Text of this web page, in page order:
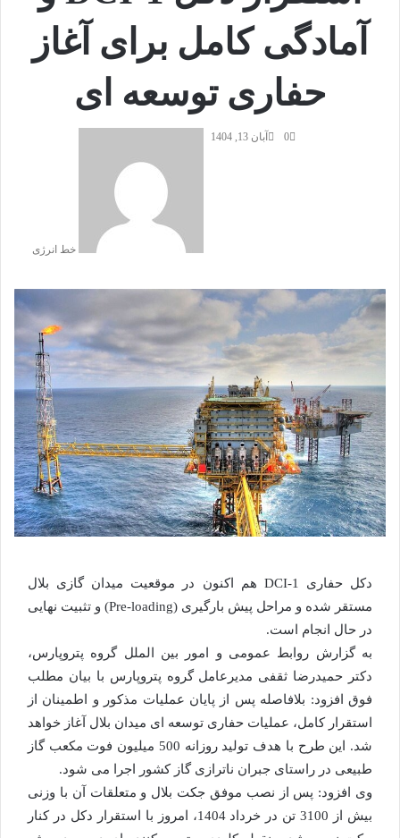
آمادگی کامل برای آغاز
حفاری توسعه ای
خط انرژی
آبان 13, 1404 0
دکل حفاری DCI-1 هم اکنون در موقعیت میدان گازی بلال
مستقر شده و مراحل پیش بارگیری (Pre-loading) و تثبیت نهایی
در حال انجام است.
به گزارش روابط عمومی و امور بین الملل گروه پتروپارس،
دکتر حمیدرضا ثقفی مدیرعامل گروه پتروپارس با بیان مطلب
فوق افزود: بلافاصله پس از پایان عملیات مذکور و اطمینان از
استقرار کامل، عملیات حفاری توسعه ای میدان بلال آغاز خواهد
شد. این طرح با هدف تولید روزانه 500 میلیون فوت مکعب گاز
طبیعی در راستای جبران ناترازی گاز کشور اجرا می شود.
وی افزود: پس از نصب موفق جکت بلال و متعلقات آن با وزنی
بیش از 3100 تن در خرداد 1404، امروز با استقرار دکل در کنار